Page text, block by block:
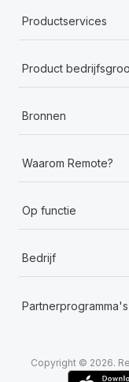
Productservices
Product
Bronnen
Waarom Remote?
Op functie
Bedrijf
Partnerprogramma's
Copyright © 2026.